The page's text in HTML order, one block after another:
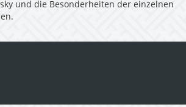
und die Besonderheiten der einzelnen